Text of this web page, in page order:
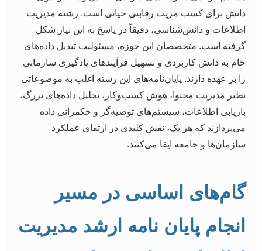
دانش برای کسب مزیت رقابتی حیاتی است. رشته مدیریت
اطلاعات و دانش‌شناسی، دقیقاً در پاسخ به این نیاز شکل
گرفته است. متخصصان این حوزه، مسئولیت تبدیل داده‌های
خام به دانش کاربردی و تسهیل فرآیندهای یادگیری سازمانی
را بر عهده دارند. پایان‌نامه‌های این رشته اغلب به موضوعاتی
نظیر مدیریت محتوا، هوش کسب‌وکار، تحلیل داده‌های بزرگ،
بازیابی اطلاعات، سیستم‌های توصیه‌گر و حکمرانی داده
می‌پردازند که هر یک، نقش کلیدی در ارتقای عملکرد
سازمان‌ها و جامعه ایفا می‌کنند.
گام‌های اساسی در مسیر
انجام پایان نامه ارشد مدیریت